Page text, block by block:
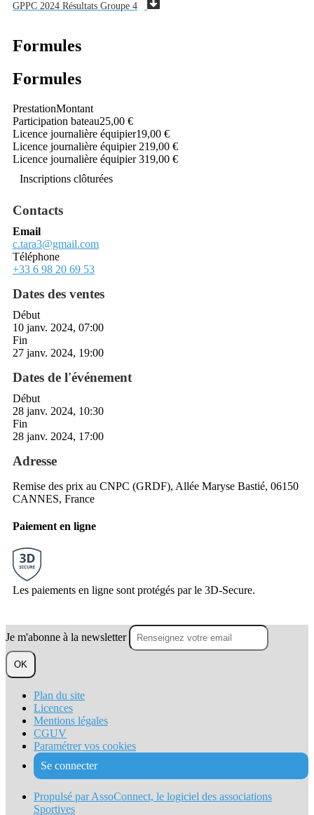
GPPC 2024 Résultats Groupe 4
Formules
Formules
PrestationMontant
Participation bateau25,00 €
Licence journalière équipier19,00 €
Licence journalière équipier 219,00 €
Licence journalière équipier 319,00 €
Inscriptions clôturées
Contacts
Email
c.tara3@gmail.com
Téléphone
+33 6 98 20 69 53
Dates des ventes
Début
10 janv. 2024, 07:00
Fin
27 janv. 2024, 19:00
Dates de l'événement
Début
28 janv. 2024, 10:30
Fin
28 janv. 2024, 17:00
Adresse
Remise des prix au CNPC (GRDF), Allée Maryse Bastié, 06150
CANNES, France
Paiement en ligne
Les paiements en ligne sont protégés par le 3D-Secure.
Je m'abonne à la newsletter
OK
Plan du site
Licences
Mentions légales
CGUV
Paramétrer vos cookies
Se connecter
Propulsé par AssoConnect, le logiciel des associations
Sportives